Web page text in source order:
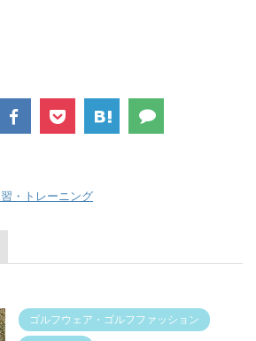
・トレーニング
ゴルフウェア・ゴルフファッション